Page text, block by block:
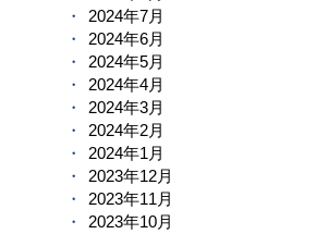
2024年7月
2024年6月
2024年5月
2024年4月
2024年3月
2024年2月
2024年1月
2023年12月
2023年11月
2023年10月